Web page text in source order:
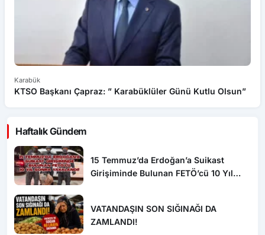
Karabük
KTSO Başkanı Çapraz: ” Karabüklüler Günü Kutlu Olsun”
Haftalık Gündem
15 Temmuz’da Erdoğan’a Suikast
Girişiminde Bulunan FETÖ’cü 10 Yıl
VATANDAŞIN SON SIĞINAĞI DA
ZAMLANDI!